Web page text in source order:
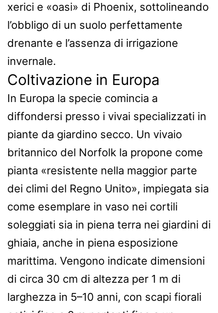
xerici e «oasi» di Phoenix, sottolineando
l’obbligo di un suolo perfettamente
drenante e l’assenza di irrigazione
invernale.
Coltivazione in Europa
In Europa la specie comincia a
diffondersi presso i vivai specializzati in
piante da giardino secco. Un vivaio
britannico del Norfolk la propone come
pianta «resistente nella maggior parte
dei climi del Regno Unito», impiegata sia
come esemplare in vaso nei cortili
soleggiati sia in piena terra nei giardini di
ghiaia, anche in piena esposizione
marittima. Vengono indicate dimensioni
di circa 30 cm di altezza per 1 m di
larghezza in 5–10 anni, con scapi fiorali